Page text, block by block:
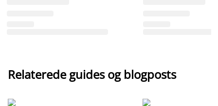
Relaterede guides og blogposts